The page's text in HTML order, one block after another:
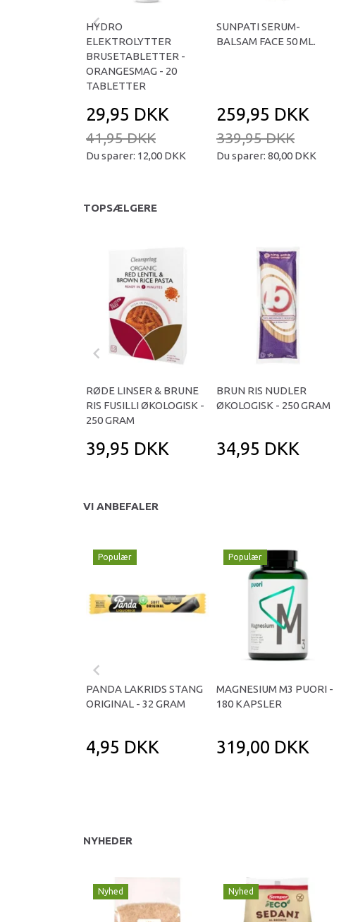
HYDRO
ELEKTROLYTTER
BRUSETABLETTER -
ORANGESMAG - 20
TABLETTER
29,95 DKK
41,95 DKK
Du sparer: 12,00 DKK
SUNPATI SERUM-
BALSAM FACE 50 ML.
259,95 DKK
339,95 DKK
Du sparer: 80,00 DKK
TOPSÆLGERE
RØDE LINSER & BRUNE
RIS FUSILLI ØKOLOGISK -
250 GRAM
39,95 DKK
BRUN RIS NUDLER
ØKOLOGISK - 250 GRAM
34,95 DKK
VI ANBEFALER
Populær
PANDA LAKRIDS STANG
ORIGINAL - 32 GRAM
4,95 DKK
Populær
MAGNESIUM M3 PUORI -
180 KAPSLER
319,00 DKK
NYHEDER
Nyhed Nyhed